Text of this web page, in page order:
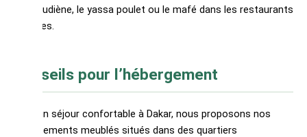
thiéboudiène, le yassa poulet ou le mafé dans les restaurants
typiques.
Conseils pour l’hébergement
Pour un séjour confortable à Dakar, nous proposons nos
appartements meublés situés dans des quartiers